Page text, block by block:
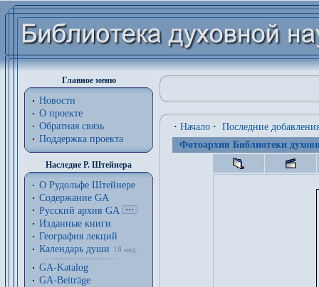
Главное меню
Новости
О проекте
Обратная связь
Поддержка проекта
Наследие Р. Штейнера
О Рудольфе Штейнере
Содержание GA
Русский архив GA
Изданные книги
География лекций
Календарь души
18 нед.
GA-Katalog
GA-Beiträge
· Начало · Последние
Фотоархив Библиотеки